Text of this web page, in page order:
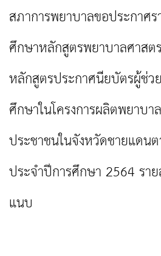
สภาการพยาบาลขอประกาศ
ศึกษาหลักสูตรพยาบาลศาส
หลักสูตรประกาศนียบัตรผู้ช่ว
ศึกษาในโครงการผลิตพยาบ
ประชาชนในจังหวัดชายแดน
ประจำปีการศึกษา 2564 รา
แนบ